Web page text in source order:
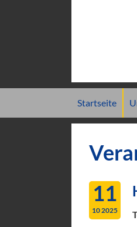
Startseite
11
10 2025